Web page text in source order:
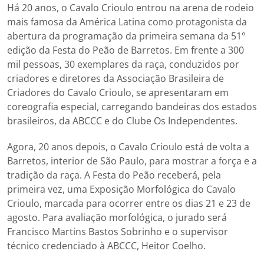
Há 20 anos, o Cavalo Crioulo entrou na arena de rodeio
mais famosa da América Latina como protagonista da
abertura da programação da primeira semana da 51°
edição da Festa do Peão de Barretos. Em frente a 300
mil pessoas, 30 exemplares da raça, conduzidos por
criadores e diretores da Associação Brasileira de
Criadores do Cavalo Crioulo, se apresentaram em
coreografia especial, carregando bandeiras dos estados
brasileiros, da ABCCC e do Clube Os Independentes.
Agora, 20 anos depois, o Cavalo Crioulo está de volta a
Barretos, interior de São Paulo, para mostrar a força e a
tradição da raça. A Festa do Peão receberá, pela
primeira vez, uma Exposição Morfológica do Cavalo
Crioulo, marcada para ocorrer entre os dias 21 e 23 de
agosto. Para avaliação morfológica, o jurado será
Francisco Martins Bastos Sobrinho e o supervisor
técnico credenciado à ABCCC, Heitor Coelho.